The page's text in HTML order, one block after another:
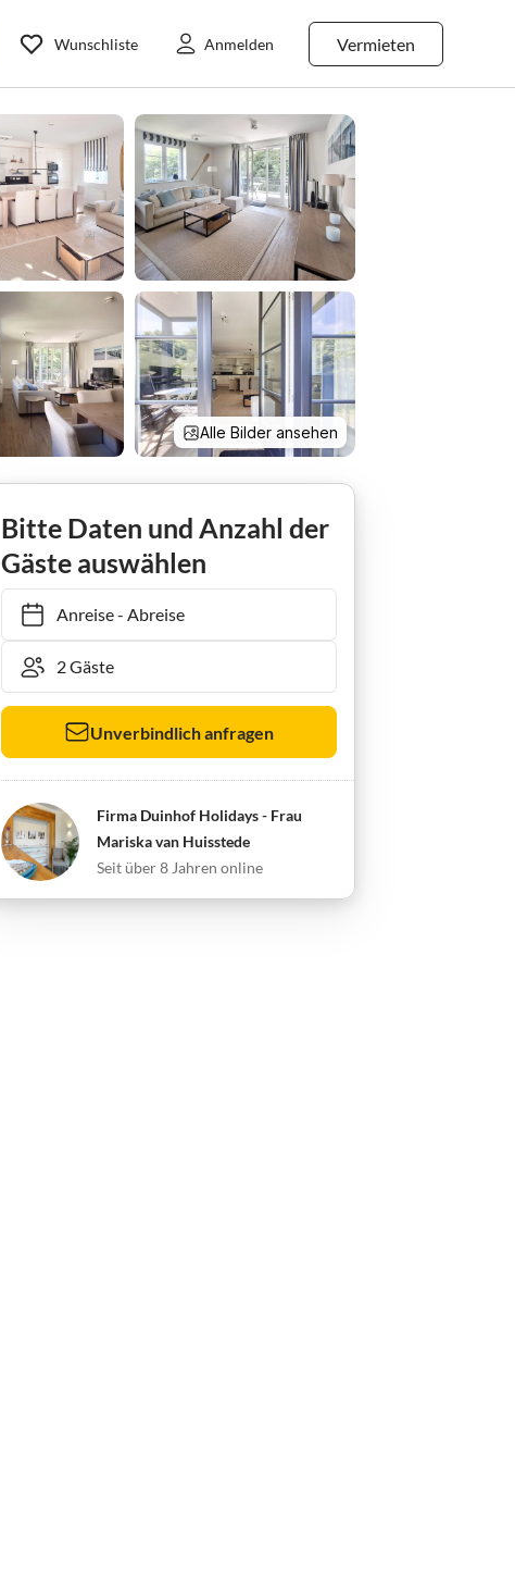
Vermieten
Wunschliste Anmelden
Alle Bilder ansehen
Bitte Daten und Anzahl der
Gäste auswählen
Anreise- Abreise
Unverbindlich anfragen
Firma Duinhof Holidays - Frau
Mariska van Huisstede
Seit über 8 Jahren online